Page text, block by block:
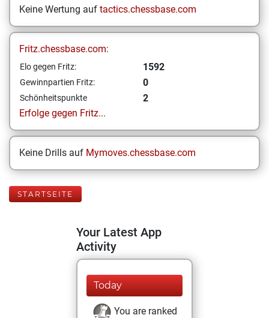
Keine Wertung auf tactics.chessbase.com
Fritz.chessbase.com:
Elo gegen Fritz: 1592
Gewinnpartien Fritz: 0
Schönheitspunkte
2
Erfolge gegen Fritz...
Keine Drills auf Mymoves.chessbase.com
STARTSEITE
Your Latest App
Activity
Today
You are ranked